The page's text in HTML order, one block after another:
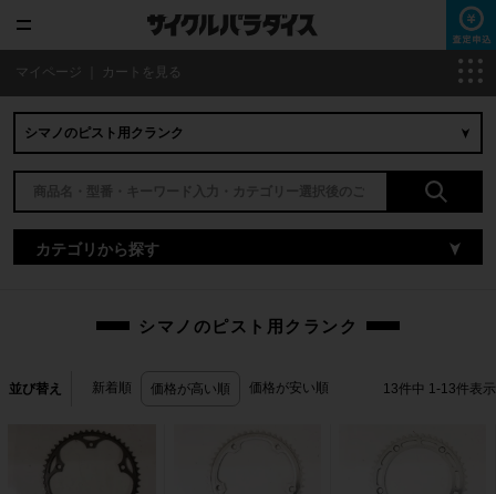
マイページ カートを見る
カテゴリから探す
シマノのピスト用クランク
並び替え 新着順 価格が高い順 価格が安い順 13件中 1-13件表示